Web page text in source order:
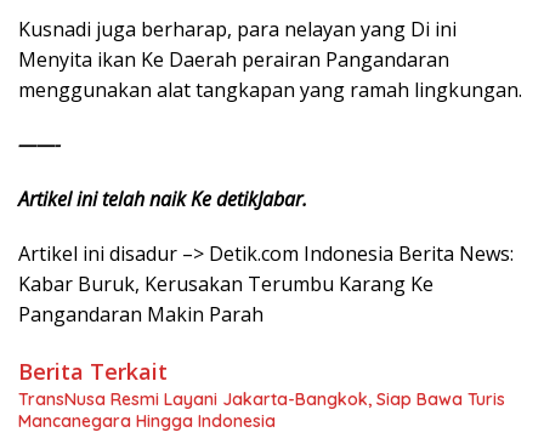
Kusnadi juga berharap, para nelayan yang Di ini
Menyita ikan Ke Daerah perairan Pangandaran
menggunakan alat tangkapan yang ramah lingkungan.
——-
Artikel ini telah naik Ke detikJabar.
Artikel ini disadur –> Detik.com Indonesia Berita News:
Kabar Buruk, Kerusakan Terumbu Karang Ke
Pangandaran Makin Parah
Berita Terkait
TransNusa Resmi Layani Jakarta-Bangkok, Siap Bawa Turis
Mancanegara Hingga Indonesia